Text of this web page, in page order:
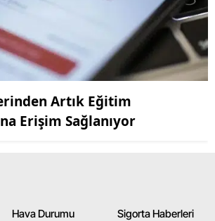
Artık Eğitim
Erişim Sağlanıyor
Hava Durumu
Sigorta Haberleri